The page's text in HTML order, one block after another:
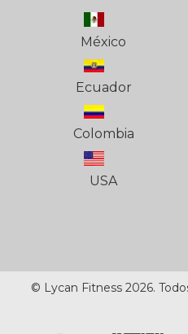
México
Ecuador
Colombia
USA
© Lycan Fitness 2026.